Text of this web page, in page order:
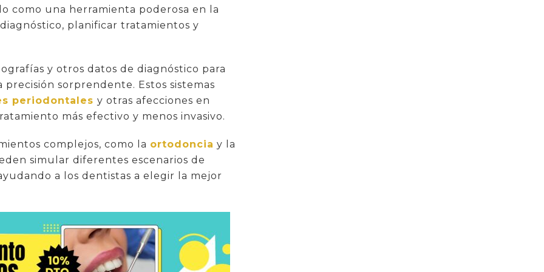
como una herramienta poderosa en la
planificar tratamientos y
y otros datos de diagnóstico para
sorprendente. Estos sistemas
periodontales y otras afecciones en
más efectivo y menos invasivo.
complejos, como la ortodoncia y la
simular diferentes escenarios de
a los dentistas a elegir la mejor